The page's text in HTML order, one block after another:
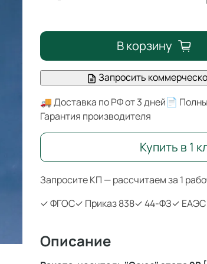
Запросите КП — рассчитаем за 1
✓ ФГОС✓ Приказ 838✓ 44-ФЗ✓ ЕАЭС
В корзину
Запросить
🚚 Доставка по РФ от 3 дней📄
Гарантия производителя
Купить в 1
Описание